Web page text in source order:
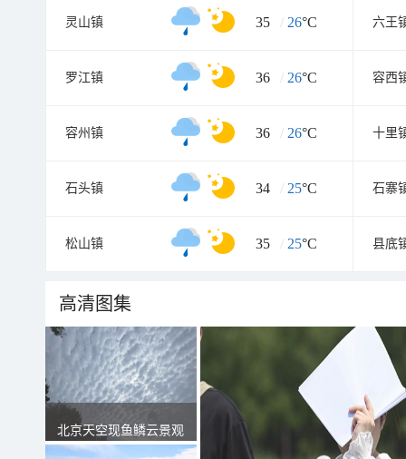
灵山镇 35 / 26°C 六王
罗江镇 36 / 26°C 容西
容州镇 36 / 26°C 十里
石头镇 34 / 25°C 石寨
松山镇 35 / 25°C 县底
高清图集
北京天空现鱼鳞云景观